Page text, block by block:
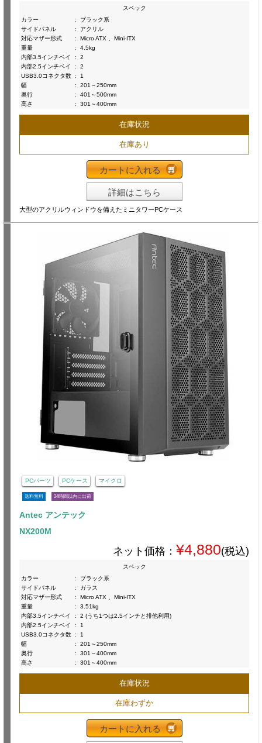
スペック
カラー
:
ブラック系
サイドパネル
:
アクリル
対応マザー形式
:
Micro ATX 、Mini-ITX
重量
:
4.5kg
内部3.5インチベイ
:
2
内部2.5インチベイ
:
2
USB3.0コネクタ数 :
1
幅
:
201～250mm
奥行
:
401～500mm
高さ
: 301～400mm
在庫状況
在庫あり
カートに入れる
詳細はこちら
大型のアクリルウィンドウを備えたミニタワーPCケース
PCパーツ PCケース マイクロ
送料無料 24時間以内に出荷
Antec アンテック
NX200M
ネット価格： ¥4,880(税込)
スペック
カラー
:
ブラック系
サイドパネル
:
ガラス
対応マザー形式
:
Micro ATX 、Mini-ITX
重量
:
3.51kg
内部3.5インチベイ
:
2 (うち1つは2.5インチと排他利用)
内部2.5インチベイ
:
1
USB3.0コネクタ数 :
1
幅
:
201～250mm
奥行
:
301～400mm
高さ
: 301～400mm
在庫状況
在庫わずか
カートに入れる